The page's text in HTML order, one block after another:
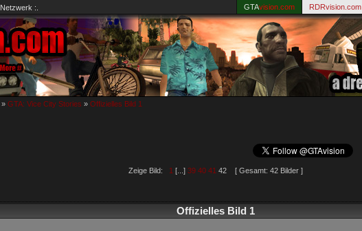
Netzwerk :. GTAvision.com RDRvision.com
» GTA: Vice City Stories » Offizielles Bild 1
Zeige Bild: 1 [...] 39 40 41 42 [ Gesamt: 42 Bilder ]
Offizielles Bild 1